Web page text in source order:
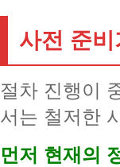
사전 준
절차 진행이
서는 철저한
먼저 현재의